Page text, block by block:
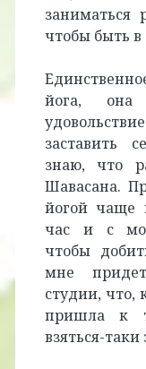
заниматься
чтобы быть
йога, она
заставить
знаю, что
Шавасана.
йогой чаще
час и с
чтобы
мне
студии, что,
пришла к
взяться-